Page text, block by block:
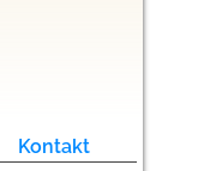
Kontakt